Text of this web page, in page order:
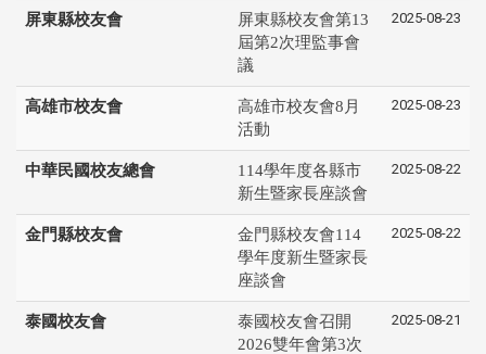
屏東縣校友會
屏東縣校友會第13
屆第2次理監事會
議
2025-08-23
高雄市校友會
高雄市校友會8月
活動
2025-08-23
中華民國校友總會
114學年度各縣市
新生暨家長座談會
2025-08-22
金門縣校友會
金門縣校友會114
學年度新生暨家長
座談會
2025-08-22
泰國校友會
泰國校友會召開
2026雙年會第3次
2025-08-21